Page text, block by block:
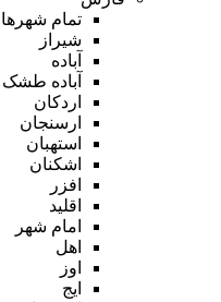
تمام شهر‌ها
شیراز
آباده
آباده طشک
اردکان
ارسنجان
استهبان
اشکنان
افزر
اقلید
امام شهر
اهل
اوز
ایج